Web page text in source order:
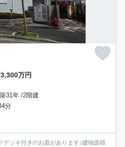
万円
31年 /2階建
分
デッキ付きのお庭があります♪建物面積